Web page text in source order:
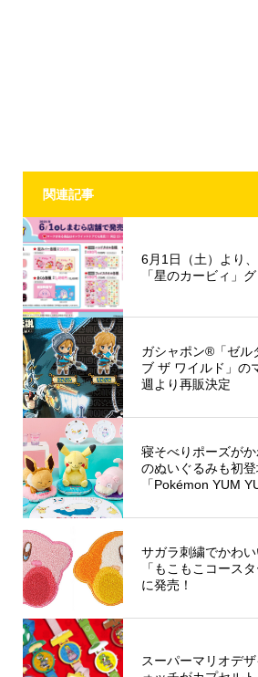
関連記事
6月1日（土）より
「星のカービィ」
ガシャポン®「ゼル
ブ ザ ワイルド」の
週より再販決定
寝そべりポーズが
のぬいぐるみも初
「Pokémon YUM
サガラ刺繍でかわ
「もこもこコース
に発売！
スーパーマリオデ